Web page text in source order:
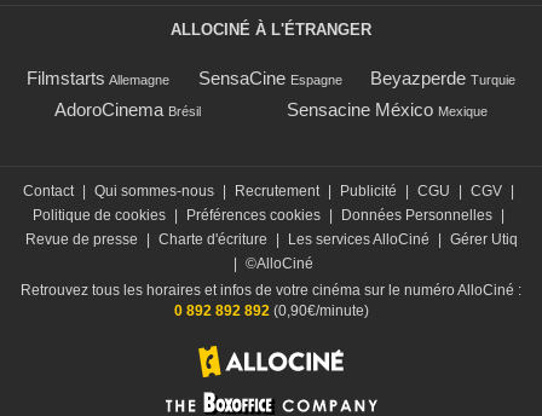
ALLOCINÉ À L'ÉTRANGER
Filmstarts Allemagne SensaCine Espagne Beyazperde Turquie
AdoroCinema Brésil Sensacine México Mexique
Contact Qui sommes-nous Recrutement Publicité CGU CGV
Politique de cookies
Préférences cookies Données Personnelles
Revue de presse
Charte d'écriture Les services AlloCiné
Gérer Utiq
©AlloCiné
Retrouvez tous les horaires et infos de votre cinéma sur le numéro AlloCiné :
0 892 892 892(0,90€/minute)